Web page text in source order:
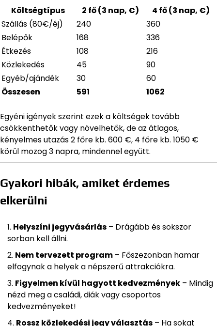
Költségtípus
2 fő (3 nap, €)
4 fő (3 nap, €)
Szállás (80€/éj)
240
360
Belépők
168
336
Étkezés
108
216
Közlekedés
45
90
Egyéb/ajándék
30
60
Összesen
591 1062
Egyéni igények szerint ezek a költségek tovább
csökkenthetők vagy növelhetők, de az átlagos,
kényelmes utazás 2 főre kb. 600 €, 4 főre kb. 1050 €
körül mozog 3 napra, mindennel együtt.
Gyakori hibák, amiket érdemes
elkerülni
Helyszíni jegyvásárlás – Drágább és sokszor
sorban kell állni.
Nem tervezett program – Főszezonban hamar
elfogynak a helyek a népszerű attrakciókra.
Figyelmen kívül hagyott kedvezmények – Mindig
nézd meg a családi, diák vagy csoportos
kedvezményeket!
Rossz közlekedési jegy választás – Ha sokat